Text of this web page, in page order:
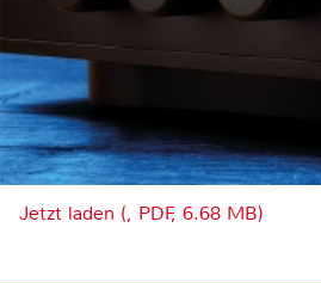
Jetzt laden (, PDF, 6.68 MB)